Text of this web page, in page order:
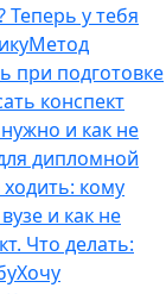
Теперь у тебя
Метод
при подготовке
конспект
и как не
дипломной
кому
и как не
Что делать:
Хочу